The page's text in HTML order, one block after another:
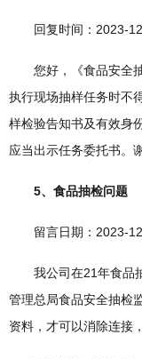
回复时间：2023-
您好，《食品安全抽
执行现场抽样任务时不
样检验告知书及有效身
应当出示任务委托书。
5、食品抽检问题
留言日期：2023-
我公司在21年食品抽
管理总局食品安全抽检
资料，才可以消除连接